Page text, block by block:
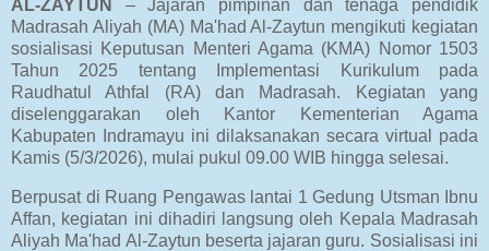
AL-ZAYTUN
– Jajaran pimpinan dan tenaga pendidik
Madrasah Aliyah (MA) Ma'had Al-Zaytun mengikuti kegiatan
sosialisasi Keputusan Menteri Agama (KMA) Nomor 1503
Tahun 2025 tentang Implementasi Kurikulum pada
Raudhatul Athfal (RA) dan Madrasah. Kegiatan yang
diselenggarakan oleh Kantor Kementerian Agama
Kabupaten Indramayu ini dilaksanakan secara virtual pada
Kamis (5/3/2026), mulai pukul 09.00 WIB hingga selesai.
Berpusat di Ruang Pengawas lantai 1 Gedung Utsman Ibnu
Affan, kegiatan ini dihadiri langsung oleh Kepala Madrasah
Aliyah Ma'had Al-Zaytun beserta jajaran guru. Sosialisasi ini